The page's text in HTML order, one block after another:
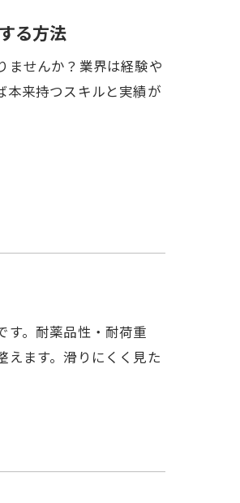
る方法
ませんか？業界は経験や
本来持つスキルと実績が
す。耐薬品性・耐荷重
えます。滑りにくく見た